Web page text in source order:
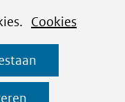
Cookies